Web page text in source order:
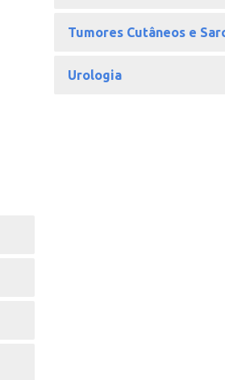
Tumores Cutâneos e
Urologia